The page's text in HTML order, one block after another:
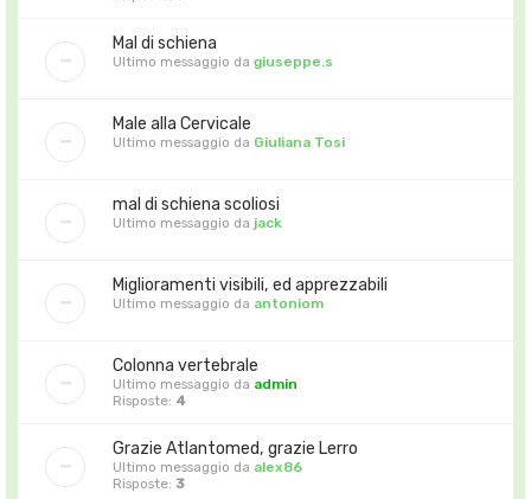
Mal di schiena
Ultimo messaggio da giuseppe.s
Male alla Cervicale
Ultimo messaggio da Giuliana Tosi
mal di schiena scoliosi
Ultimo messaggio da jack
Miglioramenti visibili, ed apprezzabili
Ultimo messaggio da antoniom
Colonna vertebrale
Ultimo messaggio da admin
Risposte: 4
Grazie Atlantomed, grazie Lerro
Ultimo messaggio da alex86
Risposte: 3